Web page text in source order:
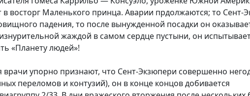
восторг Маленького принца. Аварии прдолжаются; то Сент-
падения, то после вынужденной посадки он
жаждой в самом сердце пустыни, он
«Планету людей»!
врачи упорно признают, что Сент-Экзюпери совершенно
переломов и контузий), он в конце концов добивается